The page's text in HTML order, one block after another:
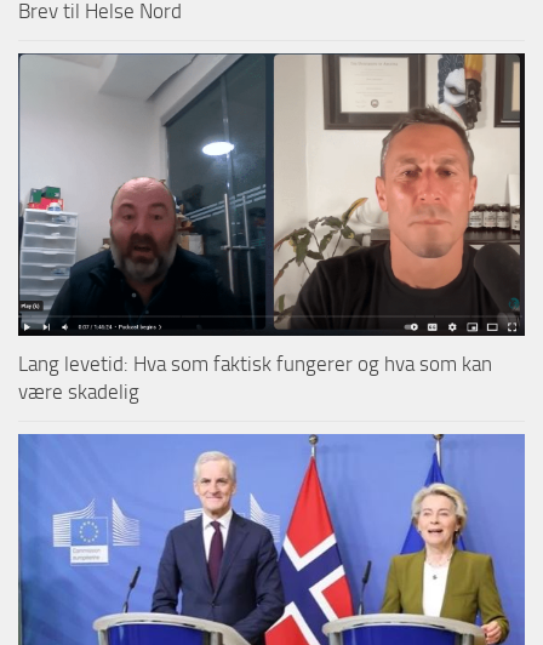
Brev til Helse Nord
Lang levetid: Hva som faktisk fungerer og hva som kan
være skadelig